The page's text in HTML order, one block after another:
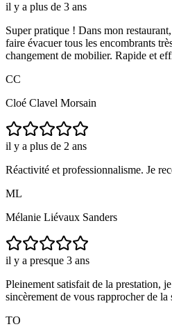
il y a plus de 3 ans
Super pratique ! Dans mon
faire évacuer tous les encombrants
changement de mobilier. Rapide et
CC
Cloé Clavel Morsain
il y a plus de 2 ans
Réactivité et professionnalisme. Je
ML
Mélanie Liévaux Sanders
il y a presque 3 ans
Pleinement satisfait de la prestation,
sincèrement de vous rapprocher de
TO